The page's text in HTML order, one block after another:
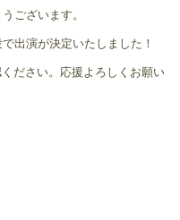
ございます。
出演が決定いたしました！
ださい。応援よろしくお願い